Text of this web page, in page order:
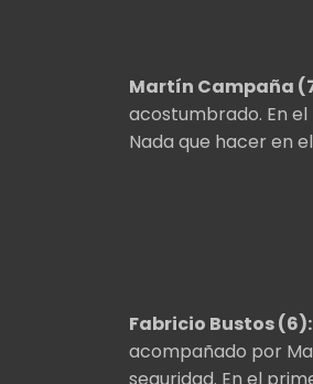
Martín Campaña
acostumbrado. En
Nada que hacer en
Fabricio Bustos (6):
acompañado por